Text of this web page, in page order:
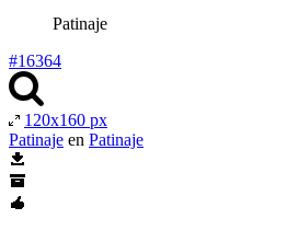
Patinaje
#16364
120x160 px
Patinaje en Patinaje